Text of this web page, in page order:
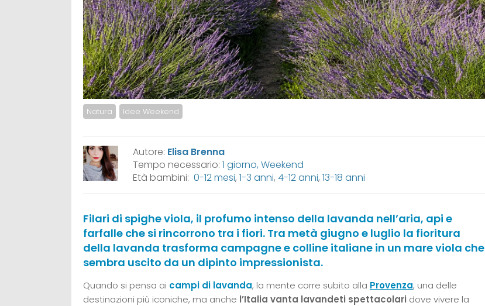
Natura Idee Weekend
Autore: Elisa Brenna
Tempo necessario: 1 giorno, Weekend
Età bambini: 0-12 mesi, 1-3 anni, 4-12 anni, 13-18 anni
Filari di spighe viola, il profumo intenso della lavanda nell’aria, api e
farfalle che si rincorrono tra i fiori. Tra metà giugno e luglio la fioritura
della lavanda trasforma campagne e colline italiane in un mare viola che
sembra uscito da un dipinto impressionista.
Quando si pensa ai campi di lavanda, la mente corre subito alla Provenza, una delle
destinazioni più iconiche, ma anche l’Italia vanta lavandeti spettacolari dove vivere la